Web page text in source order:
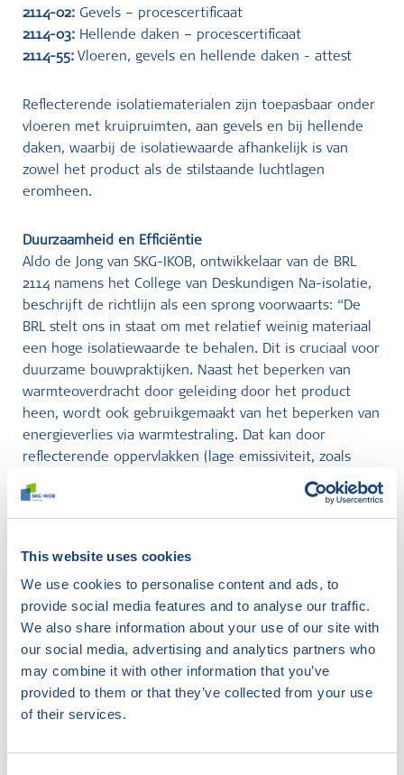
This website uses cookies
We use cookies to personalise content and ads, to
provide social media features and to analyse our traffic.
We also share information about your use of our site with
our social media, advertising and analytics partners who
may combine it with other information that you’ve
provided to them or that they’ve collected from your use
of their services.
2114-02: Gevels – procescertificaat
2114-03: Hellende daken – procescertificaat
2114-55: Vloeren, gevels en hellende daken - attest
Reflecterende isolatiematerialen zijn toepasbaar onder
vloeren met kruipruimten, aan gevels en bij hellende
daken, waarbij de isolatiewaarde afhankelijk is van
zowel het product als de stilstaande luchtlagen
eromheen.
Duurzaamheid en Efficiëntie
Aldo de Jong van SKG-IKOB, ontwikkelaar van de BRL
2114 namens het College van Deskundigen Na-isolatie,
beschrijft de richtlijn als een sprong voorwaarts: “De
BRL stelt ons in staat om met relatief weinig materiaal
een hoge isolatiewaarde te behalen. Dit is cruciaal voor
duurzame bouwpraktijken. Naast het beperken van
warmteoverdracht door geleiding door het product
heen, wordt ook gebruikgemaakt van het beperken van
energieverlies via warmtestraling. Dat kan door
reflecterende oppervlakken (lage emissiviteit, zoals
aluminiumfolie) aan aanwezige luchtlagen te laten
grenzen.
Kwaliteitsborging en certificering
gebied van kwaliteitsborging en certificering in de
bouwsector. Met een focus op innovatie en
duurzaamheid ontwikkelt SKG-IKOB
beoordelingsrichtlijnen die voldoen aan de behoeften
van de markt en bijdragen aan veiligere en efficiëntere
bouwpraktijken.
Interesse in certificering?